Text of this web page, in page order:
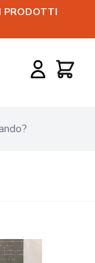
PRODOTTI
Carrello